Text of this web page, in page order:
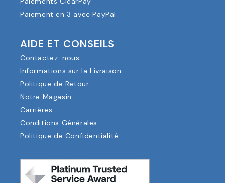
Paiement en 3 avec PayPal
AIDE ET CONSEILS
Contactez-nous
Informations sur la Livraison
Politique de Retour
Notre Magasin
Carrières
Conditions Générales
Politique de Confidentialité